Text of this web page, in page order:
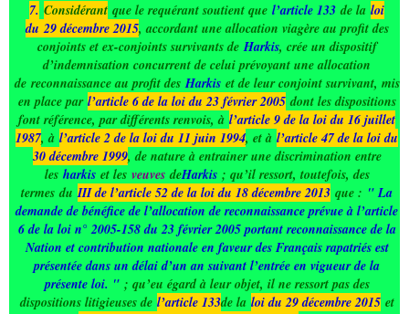
7. Considérant que le requérant soutient que l’article 133de la loi
du29 décembre 2015, accordant une allocation viagère au profit des
conjoints et ex-conjoints survivants deHarkis, crée un dispositif
d’indemnisation concurrent de celui prévoyant une allocation
de reconnaissance au profit desHarkis et de leur conjoint survivant, mis
en place par l’article 6 de la loi du 23 février 2005 dont les dispositions
font référence, par différents renvois, à l’article 9 de la loi du 16 juillet
1987, à l’article 2 de la loi du 11 juin 1994, et à l’article 47 de la loi du
30 décembre 1999, de nature à entrainer une discrimination entre
les harkis et les veuvesdeHarkis; qu’il ressort, toutefois, des
termes du III de l’article 52 de la loi du 18 décembre 2013 que : " La
demande de bénéfice de l’allocation de reconnaissance prévue à l’article
6 de la loi n° 2005-158 du 23 février 2005 portant reconnaissance de la
Nation et contribution nationale en faveur des Français rapatriés est
présentée dans un délai d’un an suivant l’entrée en vigueur de la
présente loi. " ; qu’eu égard à leur objet, il ne ressort pas des
dispositions litigieuses de l’article 133de la loi du 29 décembre 2015 et